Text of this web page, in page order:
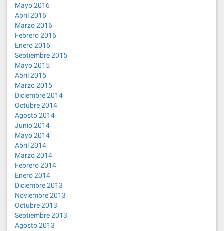
Mayo 2016
Abril 2016
Marzo 2016
Febrero 2016
Enero 2016
Septiembre 2015
Mayo 2015
Abril 2015
Marzo 2015
Diciembre 2014
Octubre 2014
Agosto 2014
Junio 2014
Mayo 2014
Abril 2014
Marzo 2014
Febrero 2014
Enero 2014
Diciembre 2013
Noviembre 2013
Octubre 2013
Septiembre 2013
Agosto 2013